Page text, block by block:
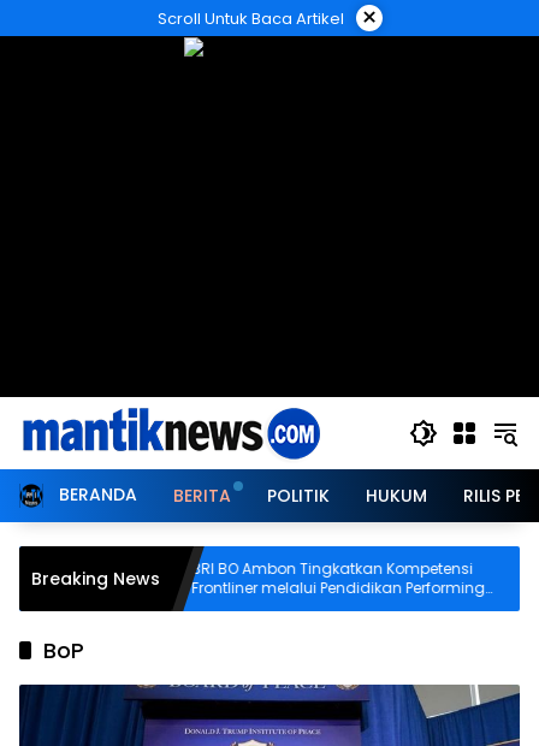
ke
Scroll Untuk Baca Artikel ×
BERANDA BERITA POLITIK HUKUM RILIS
Breaking NewsBRI BO Ambon Tingkatkan Kompetensi
Frontliner melalui Pendidikan Performing
CS dan Teller
BoP